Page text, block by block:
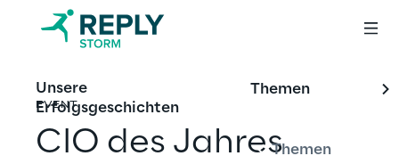
Unsere
Erfolgsgeschichten
Themen
Themen
EVENT
CIO des Jahres